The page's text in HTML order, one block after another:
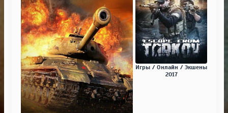
Игры / Онлайн / Экшены
2017